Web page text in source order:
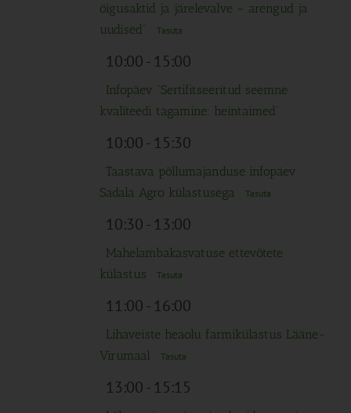
õigusaktid ja järelevalve – arengud ja
uudised“
Tasuta
10:00- 15:00
Infopäev “Sertifitseeritud seemne
kvaliteedi tagamine: heintaimed”
10:00- 15:30
Taastava põllumajanduse infopäev
Sadala Agro külastusega
Tasuta
10:30- 13:00
Mahelambakasvatuse ettevõtete
külastus
Tasuta
11:00- 16:00
Lihaveiste heaolu farmikülastus Lääne-
Virumaal
Tasuta
13:00- 15:15